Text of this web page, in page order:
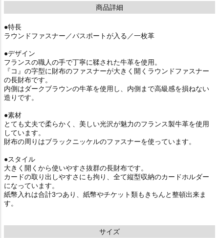
商品詳細
●特長
ラウンドファスナー／パスポートが入る／一枚革
●デザイン
フランスの職人の手で丁寧に鞣された牛革を使用。
『コ』の字型に財布のファスナーが大きく開くラウンドファスナー
の長財布です。
内側はダークブラウンの牛革を使用し、内側まで高級感を損ねない
造りです。
●素材
とても丈夫で柔らかく、美しい光沢が魅力のフランス製牛革を使用
しています。
財布の周りはブラックニッケルのファスナーを使っています。
●スタイル
大きく開くから使いやすさ抜群の長財布です。
カードの取り出しやすさにも拘り、全て縦型収納のカードホルダー
になっています。
紙幣入れは合計3つあり、紙幣やチケット類もきちんと整頓出来ま
す。
サイズ